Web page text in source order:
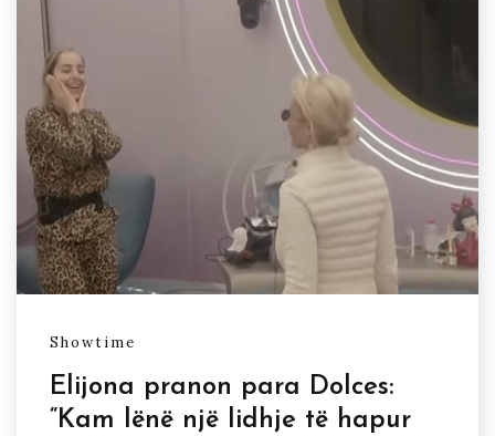
Showtime
Elijona pranon para Dolces:
“Kam lënë një lidhje të hapur